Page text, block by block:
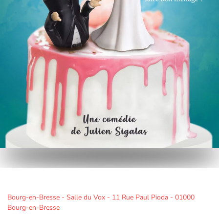
Bourg-en-Bresse - Salle du Vox - 11 Rue Paul Pioda - 01000
Bourg-en-Bresse